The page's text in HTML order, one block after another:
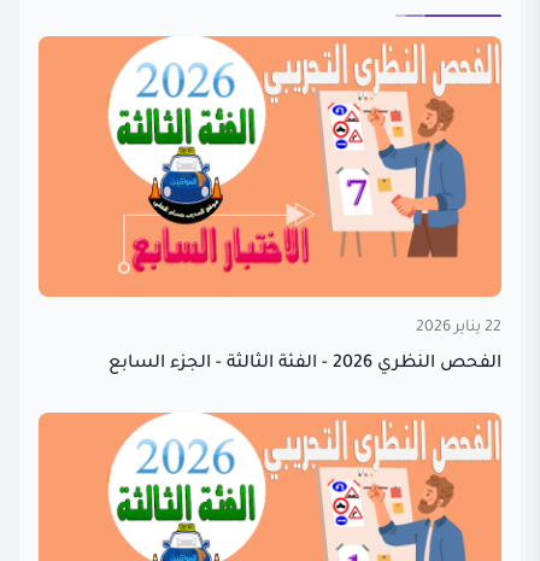
22 يناير 2026
الفحص النظري 2026 - الفئة الثالثة - الجزء السابع